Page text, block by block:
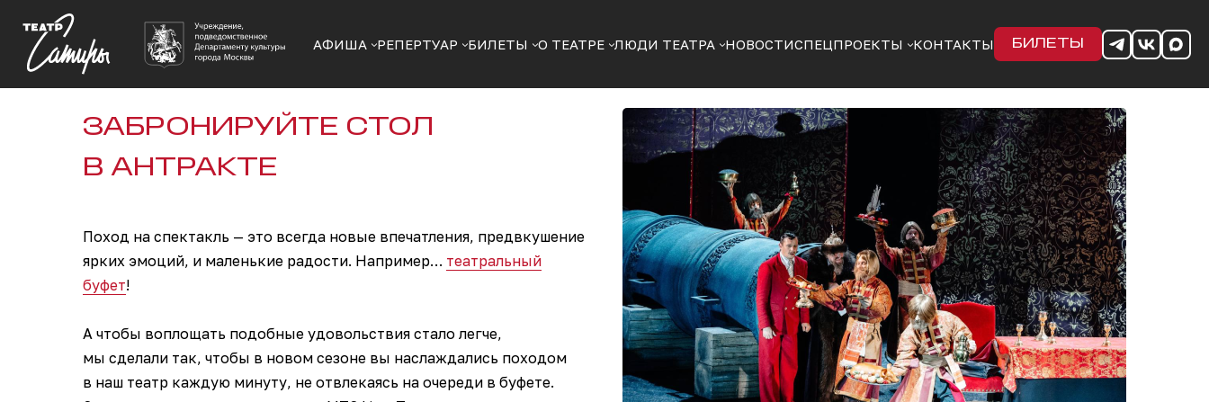
АФИША РЕПЕРТУАР БИЛЕТЫ О ТЕАТРЕ ЛЮДИ ТЕАТРА НОВОСТИСПЕЦПРОЕКТЫ КОНТАКТЫ БИЛЕТЫ
ЗАБРОНИРУЙТЕ СТОЛ
В АНТРАКТЕ
Поход на спектакль — это всегда новые впечатления, предвкушение
ярких эмоций, и маленькие радости. Например… театральный
буфет!
А чтобы воплощать подобные удовольствия стало легче,
мы сделали так, чтобы в новом сезоне вы наслаждались походом
в наш театр каждую минуту, не отвлекаясь на очереди в буфете.